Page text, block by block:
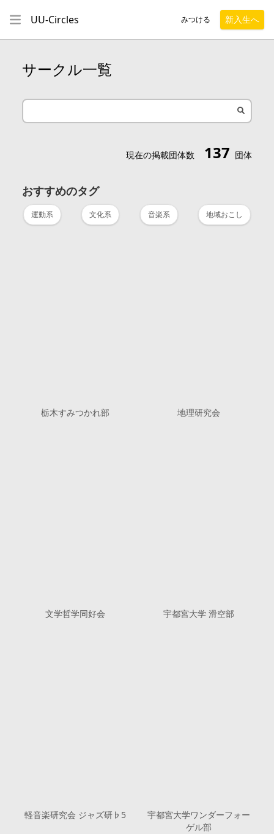
UU-Circles みつける 新入生へ
サークル一覧
現在の掲載団体数 137 団体
おすすめのタグ
運動系 文化系 音楽系 地域おこし
栃木すみつかれ部 地理研究会
文学哲学同好会 宇都宮大学 滑空部
軽音楽研究会 ジャズ研♭5
宇都宮大学ワンダーフォー
ゲル部